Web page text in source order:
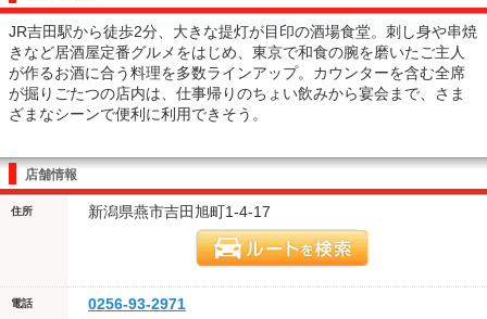
JR吉田駅から徒歩2分、大きな提灯が目印の酒場食堂。刺し身や串焼
きなど居酒屋定番グルメをはじめ、東京で和食の腕を磨いたご主人
が作るお酒に合う料理を多数ラインアップ。カウンターを含む全席
が掘りごたつの店内は、仕事帰りのちょい飲みから宴会まで、さま
ざまなシーンで便利に利用できそう。
店舗情報
住所 新潟県燕市吉田旭町1-4-17
電話 0256-93-2971